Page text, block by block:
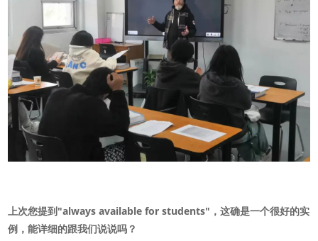
上次您提到"always available for students"，这确是一个很好的实
例，能详细的跟我们说说吗？